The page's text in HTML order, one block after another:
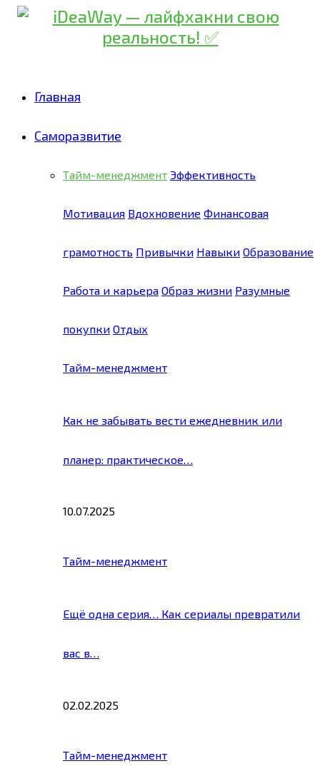
Главная
Саморазвитие
Тайм-менеджмент Эффективность
Мотивация Вдохновение Финансовая
грамотность Привычки Навыки Образование
Работа и карьера Образ жизни Разумные
покупки Отдых
Тайм-менеджмент
Как не забывать вести ежедневник или
планер: практическое…
10.07.2025
Тайм-менеджмент
Ещё одна серия… Как сериалы превратили
вас в…
02.02.2025
Тайм-менеджмент